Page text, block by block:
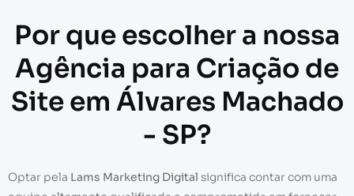
Por que escolher a nossa
Agência para Criação de
Site em Álvares Machado
- SP?
Optar pela Lams Marketing Digital significa contar com uma